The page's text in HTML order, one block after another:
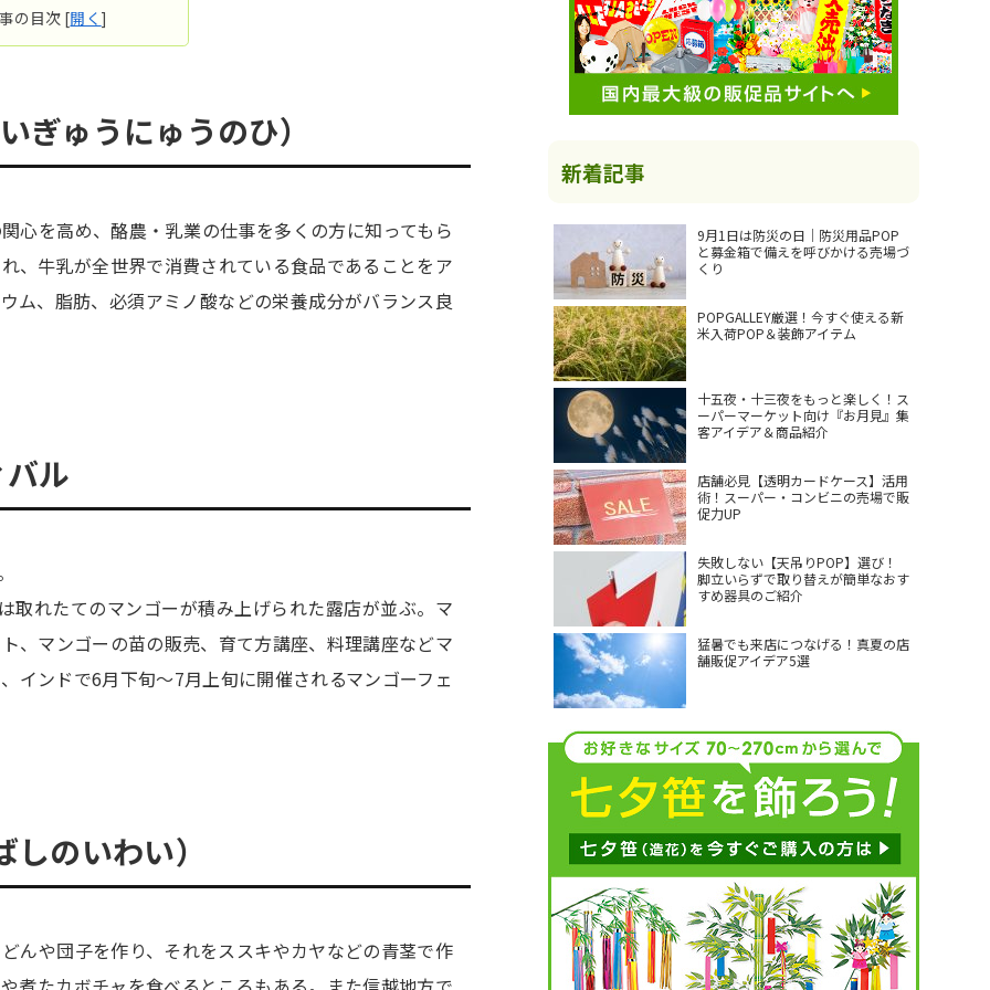
の目次 [開く ]
ゅうにゅうのひ）
心を高め、酪農・乳業の仕事を多くの方に知ってもら
、牛乳が全世界で消費されている食品であることをア
ム、脂肪、必須アミノ酸などの栄養成分がバランス良
バル
取れたてのマンゴーが積み上げられた露店が並ぶ。マ
、マンゴーの苗の販売、育て方講座、料理講座などマ
インドで6月下旬〜7月上旬に開催されるマンゴーフェ
のいわい）
んや団子を作り、それをススキやカヤなどの青茎で作
新着記事
9月1日は防災の日｜防災用品POP
と募金箱で備えを呼びかける売場づ
くり
POPGALLEY厳選！今すぐ使える新
米入荷POP＆装飾アイテム
十五夜・十三夜をもっと楽しく！ス
ーパーマーケット向け『お月見』集
客アイデア＆商品紹介
店舗必見【透明カードケース】活用
術！スーパー・コンビニの売場で販
促力UP
失敗しない【天吊りPOP】選び！
脚立いらずで取り替えが簡単なおす
すめ器具のご紹介
猛暑でも来店につなげる！真夏の店
舗販促アイデア5選